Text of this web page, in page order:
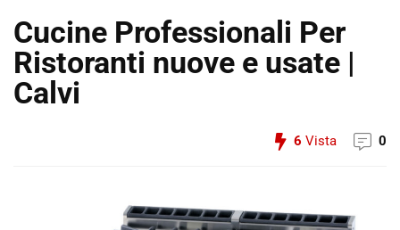
Cucine Professionali Per
Ristoranti nuove e usate |
Calvi
6 Vista 0